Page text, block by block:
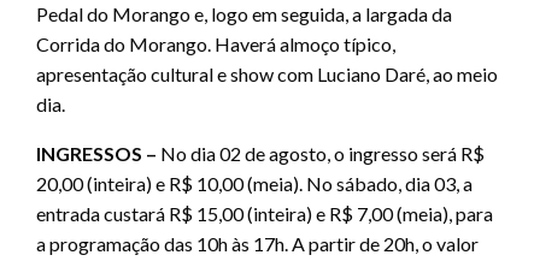
Pedal do Morango e, logo em seguida, a largada da
Corrida do Morango. Haverá almoço típico,
apresentação cultural e show com Luciano Daré, ao meio
dia.
INGRESSOS – No dia 02 de agosto, o ingresso será R$
20,00 (inteira) e R$ 10,00 (meia). No sábado, dia 03, a
entrada custará R$ 15,00 (inteira) e R$ 7,00 (meia), para
a programação das 10h às 17h. A partir de 20h, o valor